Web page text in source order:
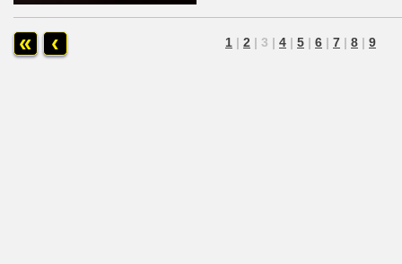
« ‹ 1 | 2 | 3 | 4 | 5 | 6 | 7 | 8 | 9